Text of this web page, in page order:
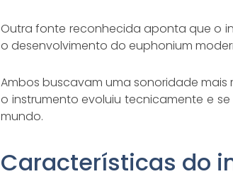
Outra fonte reconhecida aponta que o
o desenvolvimento do euphonium
Ambos buscavam uma sonoridade mais
o instrumento evoluiu tecnicamente e
mundo.
Características do